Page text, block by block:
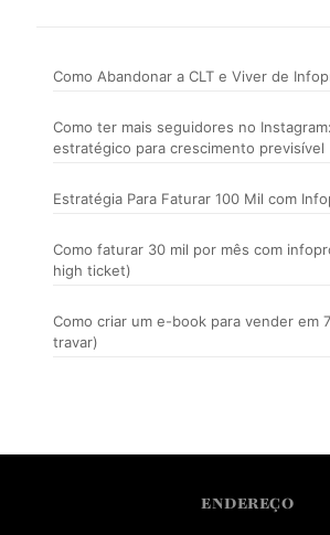
Como Abandonar a CLT e Viver de
Como ter mais seguidores no
estratégico para crescimento previsível
Estratégia Para Faturar 100 Mil com
Como faturar 30 mil por mês com
high ticket)
Como criar um e-book para vender em
travar)
ENDEREÇO